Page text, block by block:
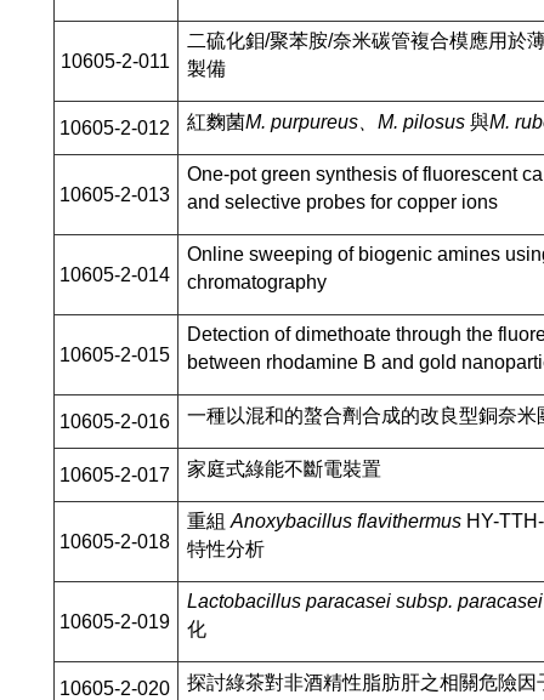
10605-2-011
二硫化鉬/聚苯胺/奈米碳管複合模應用於
製備
10605-2-012 紅麴菌M. purpureus、M. pilosus 與M.
10605-2-013
One-pot green synthesis of fluorescent
and selective probes for copper ions
10605-2-014
Online sweeping of biogenic amines
chromatography
10605-2-015
Detection of dimethoate through the
between rhodamine B and gold
10605-2-016 一種以混和的螯合劑合成的改良型銅奈米
10605-2-017 家庭式綠能不斷電裝置
10605-2-018
重組Anoxybacillus flavithermus HY-
特性分析
10605-2-019
Lactobacillus paracasei subsp. paracasei
化
10605-2-020 探討綠茶對非酒精性脂肪肝之相關危險因